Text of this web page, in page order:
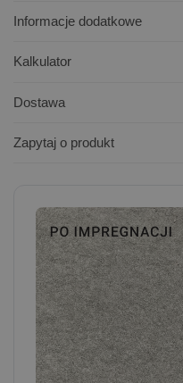
Informacje dodatkowe
Kalkulator
Dostawa
Zapytaj o produkt